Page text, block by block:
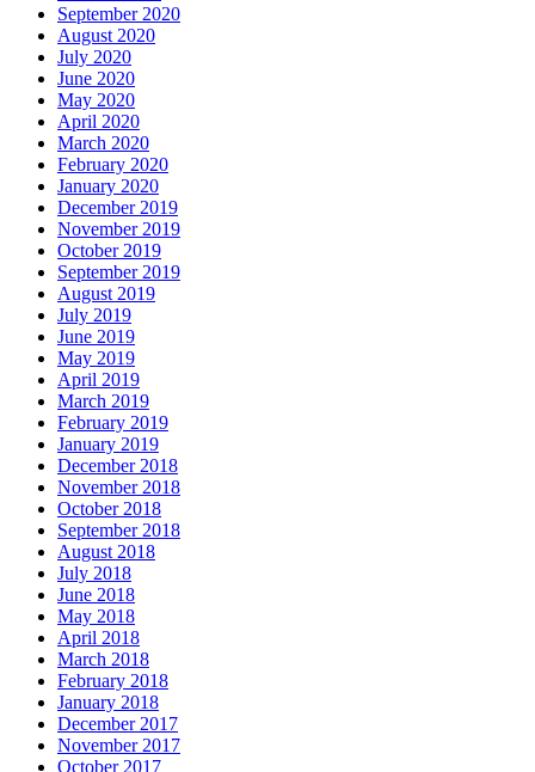
September 2020
August 2020
July 2020
June 2020
May 2020
April 2020
March 2020
February 2020
January 2020
December 2019
November 2019
October 2019
September 2019
August 2019
July 2019
June 2019
May 2019
April 2019
March 2019
February 2019
January 2019
December 2018
November 2018
October 2018
September 2018
August 2018
July 2018
June 2018
May 2018
April 2018
March 2018
February 2018
January 2018
December 2017
November 2017
October 2017